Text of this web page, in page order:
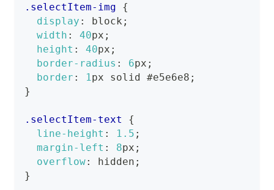
.selectItem-img
{
display : block ;
width : 40px ;
height : 40px ;
border-radius : 6px ;
border : 1 px solid #e5e6e8 ;
}
.selectItem-text
{
line-height : 1.5 ;
margin-left : 8px ;
overflow: hidden ;
}